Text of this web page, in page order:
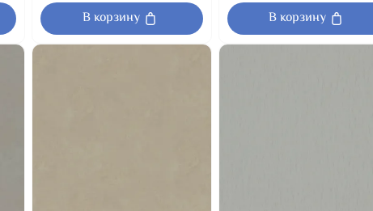
В корзину
В корзину